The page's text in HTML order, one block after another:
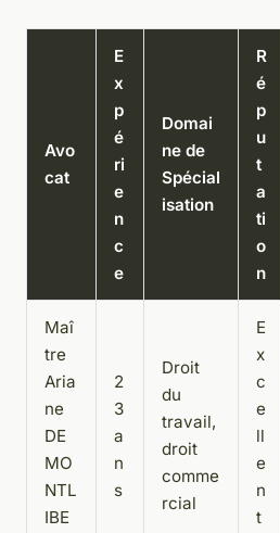
Avo
cat
E
x
p
é
ri
e
n
c
e
Domai
ne de
Spécial
isation
R
é
p
u
t
a
ti
o
n
Maî
tre
Aria
ne
DE
MO
NTL
IBE
2
3
a
n
s
Droit
du
travail,
droit
comme
rcial
E
x
c
e
ll
e
n
t